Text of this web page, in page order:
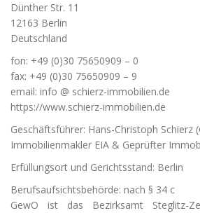
Dünther Str. 11
12163 Berlin
Deutschland
fon: +49 (0)30 75650909 – 0
fax: +49 (0)30 75650909 – 9
email: info @ schierz-immobilien.de
https://www.schierz-immobilien.de
Geschäftsführer: Hans-Christoph Schierz
Immobilienmakler EIA & Geprüfter
Erfüllungsort und Gerichtsstand: Berlin
Berufsaufsichtsbehörde: nach § 34 c
GewO ist das Bezirksamt Steglitz-